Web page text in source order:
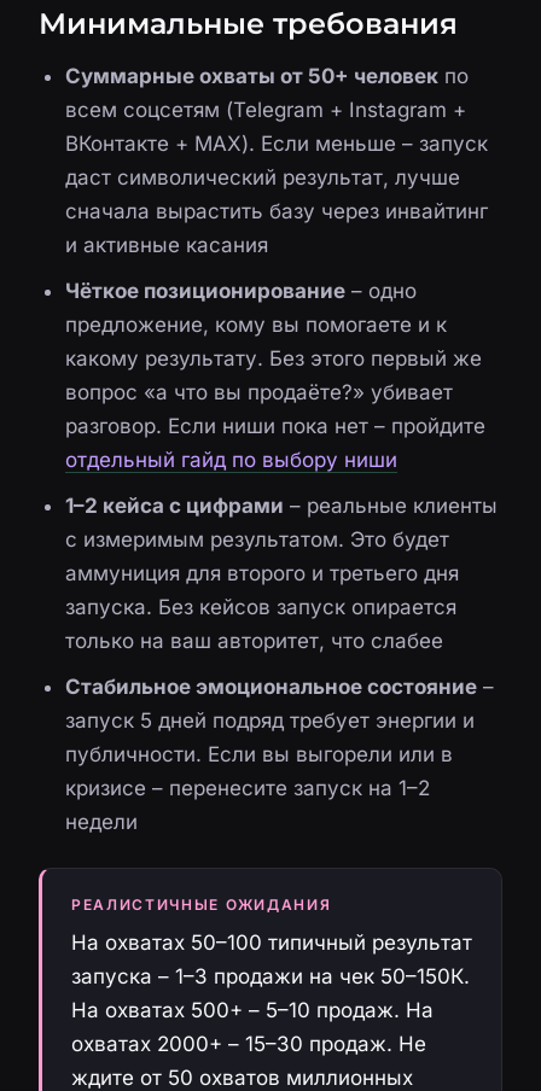
Минимальные требования
Суммарные охваты от 50+ человек по
всем соцсетям (Telegram + Instagram +
ВКонтакте + MAX). Если меньше – запуск
даст символический результат, лучше
сначала вырастить базу через инвайтинг
и активные касания
Чёткое позиционирование – одно
предложение, кому вы помогаете и к
какому результату. Без этого первый же
вопрос «а что вы продаёте?» убивает
разговор. Если ниши пока нет – пройдите
отдельный гайд по выбору ниши
1–2 кейса с цифрами – реальные клиенты
с измеримым результатом. Это будет
аммуниция для второго и третьего дня
запуска. Без кейсов запуск опирается
только на ваш авторитет, что слабее
Стабильное эмоциональное состояние –
запуск 5 дней подряд требует энергии и
публичности. Если вы выгорели или в
кризисе – перенесите запуск на 1–2
недели
РЕАЛИСТИЧНЫЕ ОЖИДАНИЯ
На охватах 50–100 типичный результат
запуска – 1–3 продажи на чек 50–150К.
На охватах 500+ – 5–10 продаж. На
охватах 2000+ – 15–30 продаж. Не
ждите от 50 охватов миллионных